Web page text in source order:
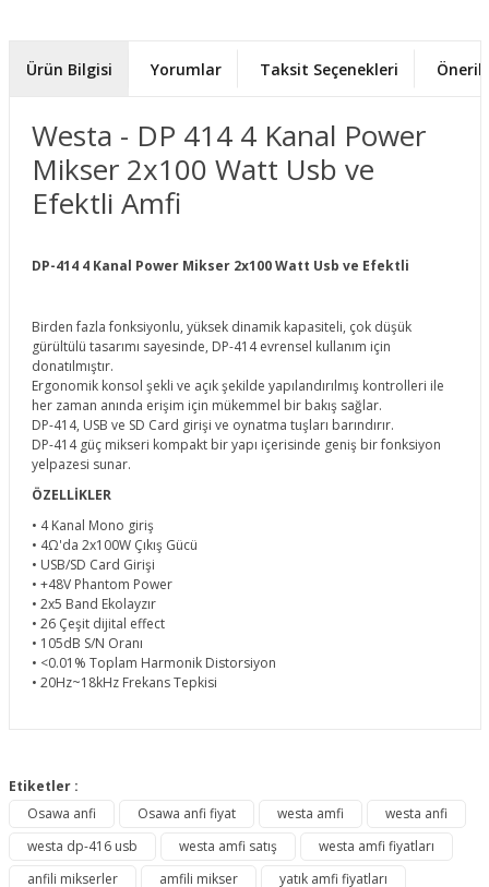
Ürün Bilgisi Yorumlar Taksit Seçenekleri
Westa - DP 414 4 Kanal Power
Mikser 2x100 Watt Usb ve
Efektli Amfi
DP-414 4 Kanal Power Mikser 2x100 Watt Usb ve Efektli
Birden fazla fonksiyonlu, yüksek dinamik kapasiteli, çok düşük
gürültülü tasarımı sayesinde, DP-414 evrensel kullanım için
donatılmıştır.
Ergonomik konsol şekli ve açık şekilde yapılandırılmış kontrolleri ile
her zaman anında erişim için mükemmel bir bakış sağlar.
DP-414, USB ve SD Card girişi ve oynatma tuşları barındırır.
DP-414 güç mikseri kompakt bir yapı içerisinde geniş bir fonksiyon
yelpazesi sunar.
ÖZELLİKLER
• 4 Kanal Mono giriş
• 4Ω'da 2x100W Çıkış Gücü
• USB/SD Card Girişi
• +48V Phantom Power
• 2x5 Band Ekolayzır
• 26 Çeşit dijital effect
• 105dB S/N Oranı
• <0.01% Toplam Harmonik Distorsiyon
• 20Hz~18kHz Frekans Tepkisi
Yorum Yaz
konularda yetersiz gördüğünüz noktaları öneri formunu
Görüş ve önerileriniz için teşekkür ederiz.
Ürün resmi kalitesiz, bozuk veya görüntülenemiyor.
Etiketler :
Osawa anfi
Osawa anfi fiyat westa amfi
westa anfi
westa dp-416 usb
westa amfi satış
westa amfi fiyatları
anfili mikserler
amfili mikser yatık amfi fiyatları